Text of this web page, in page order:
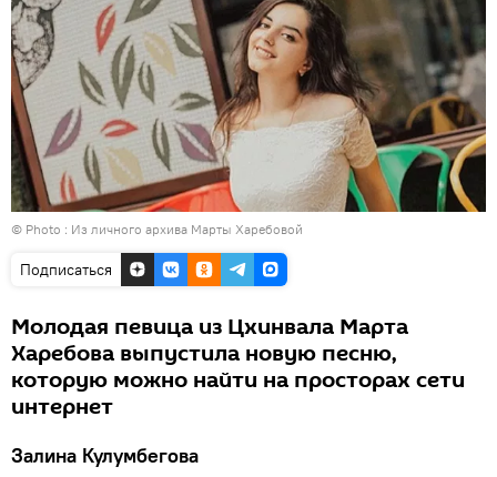
© Photo : Из личного архива Марты Харебовой
Подписаться
Молодая певица из Цхинвала Марта
Харебова выпустила новую песню,
которую можно найти на просторах сети
интернет
Залина Кулумбегова